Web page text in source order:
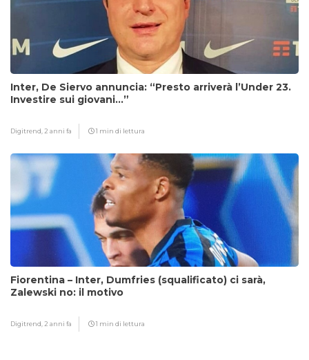
Inter, De Siervo annuncia: “Presto arriverà l’Under 23.
Investire sui giovani…”
Digitrend, 2 anni fa 1 min di lettura
Fiorentina – Inter, Dumfries (squalificato) ci sarà,
Zalewski no: il motivo
Digitrend, 2 anni fa 1 min di lettura